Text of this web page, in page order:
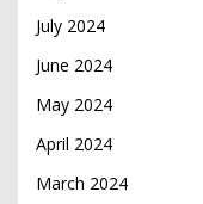
July 2024
June 2024
May 2024
April 2024
March 2024